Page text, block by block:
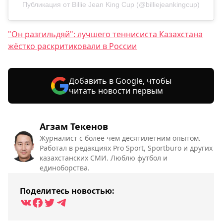
Агзам Текенов
Журналист с более чем десятилетним опытом.
Работал в редакциях Pro Sport, Sportburo и других
казахстанских СМИ. Люблю футбол и
единоборства.
Поделитесь новостью:
Публикация от Billie Jean King Cup (@billiejeankingcup)
"Он разгильдяй": лучшего теннисиста Казахстана
жёстко раскритиковали в России
Добавить в Google, чтобы
читать новости первым